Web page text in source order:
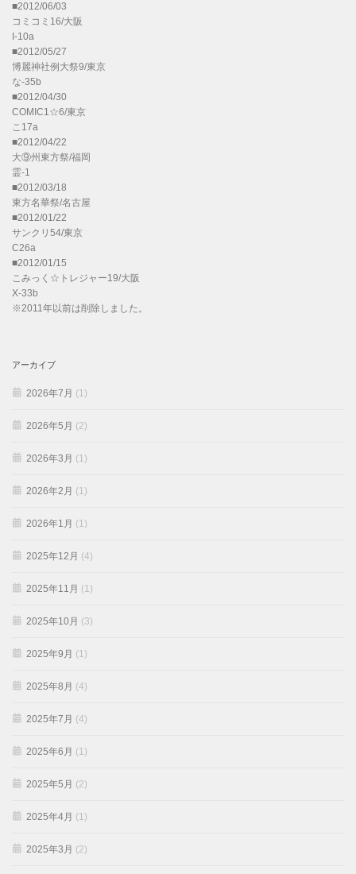
■2012/06/03
コミコミ16/大阪
I-10a
■2012/05/27
博麗神社例大祭9/東京
な-35b
■2012/04/30
COMIC1☆6/東京
こ17a
■2012/04/22
大⑨州東方祭/福岡
霊-1
■2012/03/18
東方名華祭/名古屋
■2012/01/22
サンクリ54/東京
C26a
■2012/01/15
こみっく☆トレジャー19/大阪
X-33b
※2011年以前は削除しました。
アーカイブ
2026年7月 (1)
2026年5月 (2)
2026年3月 (1)
2026年2月 (1)
2026年1月 (1)
2025年12月 (4)
2025年11月 (1)
2025年10月 (3)
2025年9月 (1)
2025年8月 (4)
2025年7月 (4)
2025年6月 (1)
2025年5月 (2)
2025年4月 (1)
2025年3月 (2)